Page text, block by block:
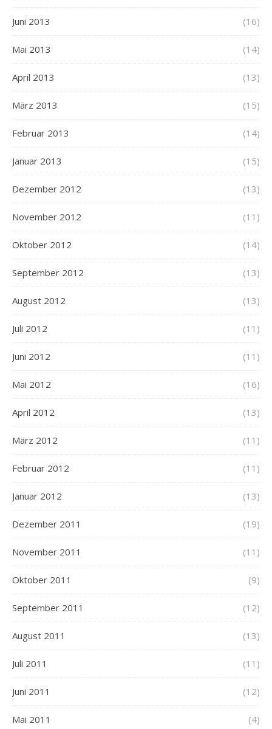
Juni 2013 (16)
Mai 2013 (14)
April 2013 (13)
März 2013 (15)
Februar 2013 (14)
Januar 2013 (15)
Dezember 2012 (13)
November 2012 (11)
Oktober 2012 (14)
September 2012 (13)
August 2012 (13)
Juli 2012 (11)
Juni 2012 (11)
Mai 2012 (16)
April 2012 (13)
März 2012 (11)
Februar 2012 (11)
Januar 2012 (13)
Dezember 2011 (19)
November 2011 (11)
Oktober 2011 (9)
September 2011 (12)
August 2011 (13)
Juli 2011 (11)
Juni 2011 (12)
Mai 2011 (4)